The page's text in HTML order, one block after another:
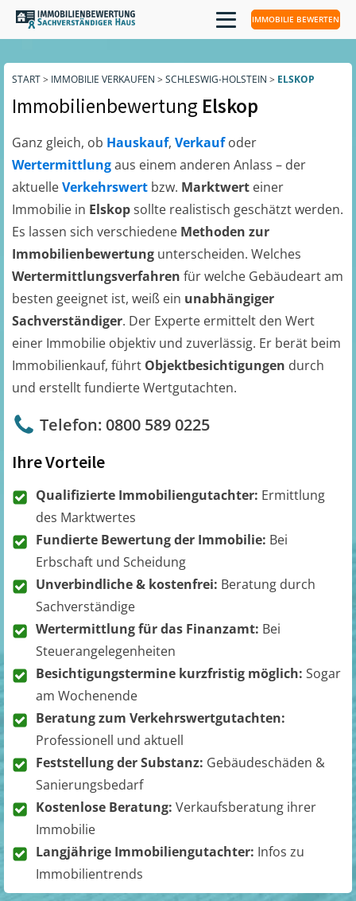
IMMOBILIE BEWERTEN
START> IMMOBILIE VERKAUFEN > SCHLESWIG-HOLSTEIN > ELSKOP
Immobilienbewertung Elskop
Ganz gleich, ob Hauskauf, Verkaufoder
Wertermittlungaus einem anderen Anlass – der
aktuelleVerkehrswert bzw. Marktwert einer
Immobilie in Elskopsollte realistisch geschätzt werden.
Es lassen sich verschiedene Methoden zur
Immobilienbewertung unterscheiden. Welches
Wertermittlungsverfahren für welche Gebäudeart am
besten geeignet ist, weiß ein unabhängiger
Sachverständiger. Der Experte ermittelt den Wert
einer Immobilie objektiv und zuverlässig. Er berät beim
Immobilienkauf, führt Objektbesichtigungen durch
und erstellt fundierte Wertgutachten.
Telefon: 0800 589 0225
Ihre Vorteile
Qualifizierte Immobiliengutachter: Ermittlung
des Marktwertes
Fundierte Bewertung der Immobilie: Bei
Erbschaft und Scheidung
Unverbindliche & kostenfrei: Beratung durch
Sachverständige
Wertermittlung für das Finanzamt: Bei
Steuerangelegenheiten
Besichtigungstermine kurzfristig möglich: Sogar
am Wochenende
Beratung zum Verkehrswertgutachten:
Professionell und aktuell
Feststellung der Substanz: Gebäudeschäden &
Sanierungsbedarf
Kostenlose Beratung: Verkaufsberatung ihrer
Immobilie
Langjährige Immobiliengutachter: Infos zu
Immobilientrends